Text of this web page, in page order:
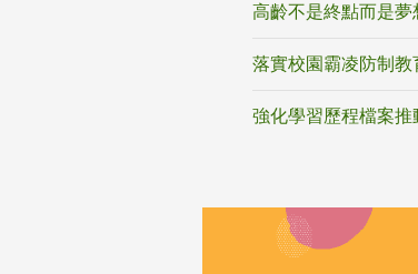
高齡不是終點而是
落實校園霸凌防制教
強化學習歷程檔案